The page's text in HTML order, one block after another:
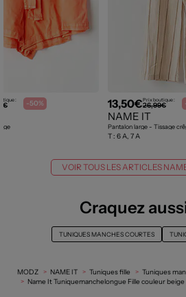
: -50% 13,50€Prix boutique :
26,99€
NAME IT
Pantalon large - Tissage
T : 6 A, 7 A
VOIR TOUS LES ARTICLES
Craquez
TUNIQUES MANCHES COURTES
MODZ NAME IT Tuniques fille
Tuniques
Name It Tuniquemanchelongue Fille couleur beige